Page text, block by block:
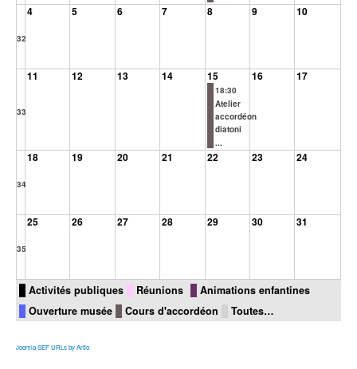
32
4 5 6 7 8 9 10
33
11 12 13 14 15
18:30
Atelier
accordéon
diatoni
...
16 17
34
18 19 20 21 22 23 24
35
25 26 27 28 29 30 31
Activités publiques Réunions
Animations enfantines
Ouverture musée
Cours d'accordéon Toutes…
Joomla SEF URLs by Artio